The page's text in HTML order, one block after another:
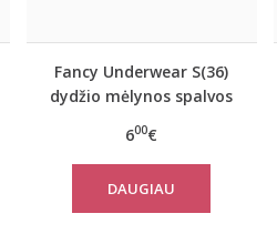
Fancy Underwear S(36)
dydžio mėlynos spalvos
600€
DAUGIAU